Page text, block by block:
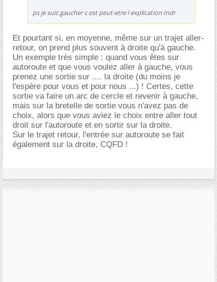
ps je suis gaucher c est peut-etre l explication mdr
Et pourtant si, en moyenne, même sur un trajet aller-
retour, on prend plus souvent à droite qu'à gauche.
Un exemple très simple : quand vous êtes sur
autoroute et que vous voulez aller à gauche, vous
prenez une sortie sur .... la droite (du moins je
l'espère pour vous et pour nous ...) ! Certes, cette
sortie va faire un arc de cercle et revenir à gauche,
mais sur la bretelle de sortie vous n'avez pas de
choix, alors que vous aviez le choix entre aller tout
droit sur l'autoroute et en sortir sur la droite.
Sur le trajet retour, l'entrée sur autoroute se fait
également sur la droite, CQFD !